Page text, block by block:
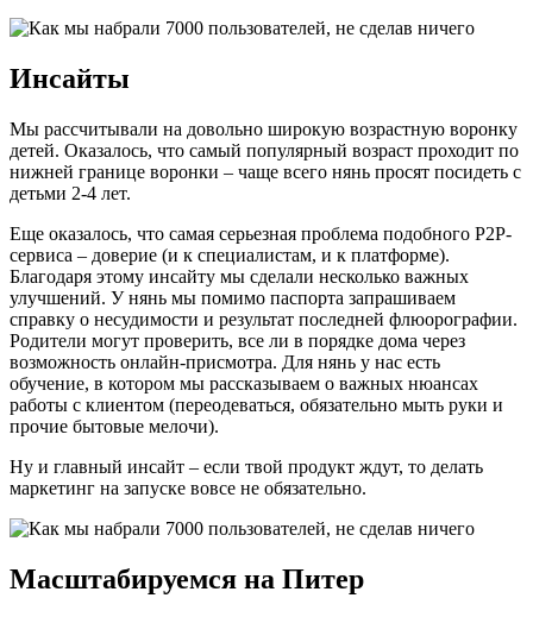
Инсайты
Мы рассчитывали на довольно широкую возрастную воронку
детей. Оказалось, что самый популярный возраст проходит по
нижней границе воронки – чаще всего нянь просят посидеть с
детьми 2-4 лет.
Еще оказалось, что самая серьезная проблема подобного P2P-
сервиса – доверие (и к специалистам, и к платформе).
Благодаря этому инсайту мы сделали несколько важных
улучшений. У нянь мы помимо паспорта запрашиваем
справку о несудимости и результат последней флюорографии.
Родители могут проверить, все ли в порядке дома через
возможность онлайн-присмотра. Для нянь у нас есть
обучение, в котором мы рассказываем о важных нюансах
работы с клиентом (переодеваться, обязательно мыть руки и
прочие бытовые мелочи).
Ну и главный инсайт – если твой продукт ждут, то делать
маркетинг на запуске вовсе не обязательно.
Масштабируемся на Питер